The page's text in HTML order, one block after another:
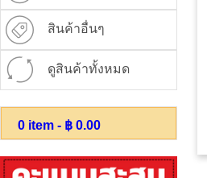
สินค้าอื่นๆ
ดูสินค้าทั้งหมด
0 item - ฿ 0.00